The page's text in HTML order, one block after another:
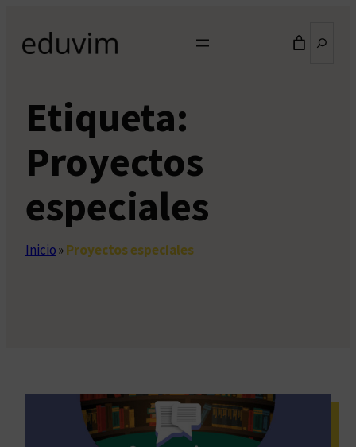
contenido
Etiqueta:
Proyectos
especiales
Inicio»Proyectos especiales